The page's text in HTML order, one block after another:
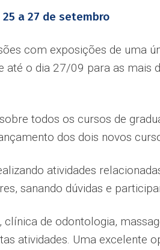
a 27 de setembro
com exposições de uma
o dia 27/09 para as mais
todos os cursos de
dos dois novos
atividades
sanando dúvidas e
de odontologia,
atividades. Uma excelente